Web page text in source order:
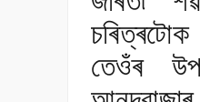
তেওঁৰ